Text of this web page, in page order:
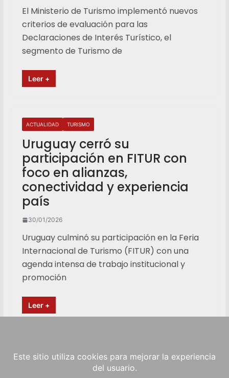
El Ministerio de Turismo implementó nuevos
criterios de evaluación para las
Declaraciones de Interés Turístico, el
segmento de Turismo de
Leer +
ACTUALIDAD TURISMO
Uruguay cerró su
participación en FITUR con
foco en alianzas,
conectividad y experiencia
país
30/01/2026
Uruguay culminó su participación en la Feria
Internacional de Turismo (FITUR) con una
agenda intensa de trabajo institucional y
promoción
Leer +